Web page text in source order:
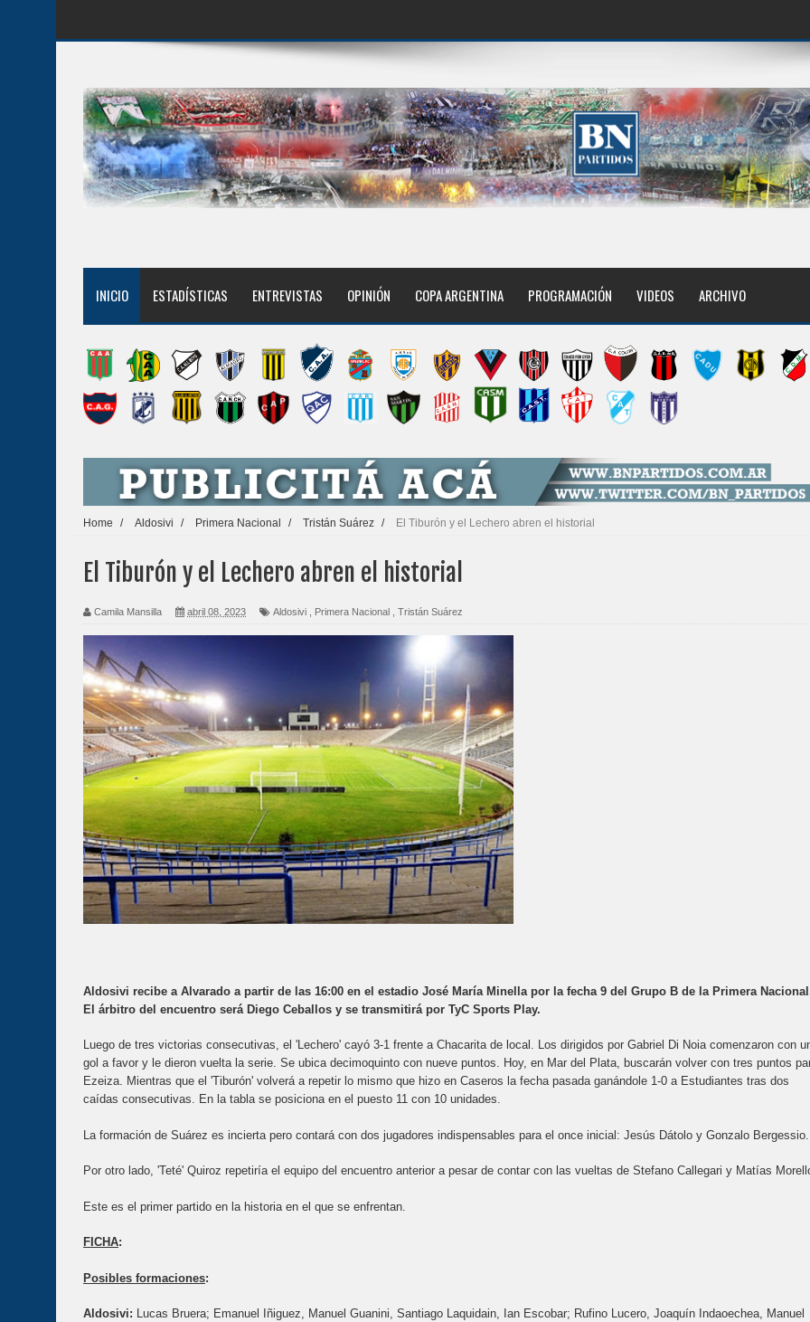
INICIO ESTADÍSTICAS ENTREVISTAS OPINIÓN COPA ARGENTINA PROGRAMACIÓN VIDEOS ARCHIVO
Home / Aldosivi / Primera Nacional / Tristán Suárez / El Tiburón y el Lechero abren el historial
El Tiburón y el Lechero abren el historial
Camila Mansilla abril 08, 2023 Aldosivi Primera Nacional Tristán Suárez
Aldosivi recibe a Alvarado a partir de las 16:00 en el estadio José María Minella por la fecha 9 del Grupo B de la Primera
El árbitro del encuentro será Diego Ceballos y se transmitirá por TyC Sports Play.
Luego de tres victorias consecutivas, el 'Lechero' cayó 3-1 frente a Chacarita de local. Los dirigidos por Gabriel Di Noia comenzaron con
gol a favor y le dieron vuelta la serie. Se ubica decimoquinto con nueve puntos. Hoy, en Mar del Plata, buscarán volver con tres puntos
Ezeiza. Mientras que el 'Tiburón' volverá a repetir lo mismo que hizo en Caseros la fecha pasada ganándole 1-0 a Estudiantes tras dos
caídas consecutivas. En la tabla se posiciona en el puesto 11 con 10 unidades.
La formación de Suárez es incierta pero contará con dos jugadores indispensables para el once inicial: Jesús Dátolo y Gonzalo
Por otro lado, 'Teté' Quiroz repetiría el equipo del encuentro anterior a pesar de contar con las vueltas de Stefano Callegari y Matías
Este es el primer partido en la historia en el que se enfrentan.
FICHA:
Posibles formaciones:
Aldosivi: Lucas Bruera; Emanuel Iñiguez, Manuel Guanini, Santiago Laquidain, Ian Escobar; Rufino Lucero, Joaquín Indaoechea, Manuel